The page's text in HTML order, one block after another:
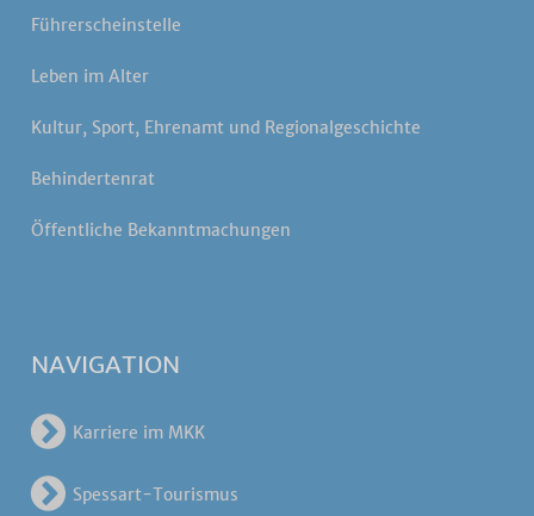
Führerscheinstelle
Leben im Alter
Kultur, Sport, Ehrenamt und Regionalgeschichte
Behindertenrat
Öffentliche Bekanntmachungen
NAVIGATION
Karriere im MKK
Spessart-Tourismus